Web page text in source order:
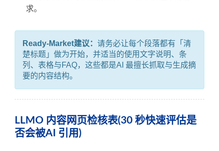
求。
Ready-Market建议： 请务必让每个段落都有「清
楚标题」做为开始，并适当的使用文字说明、条
列、表格与FAQ，这些都是AI 最擅长抓取与生成摘
要的内容结构。
LLMO 内容网页检核表(30 秒快速评估是
否会被AI 引用)